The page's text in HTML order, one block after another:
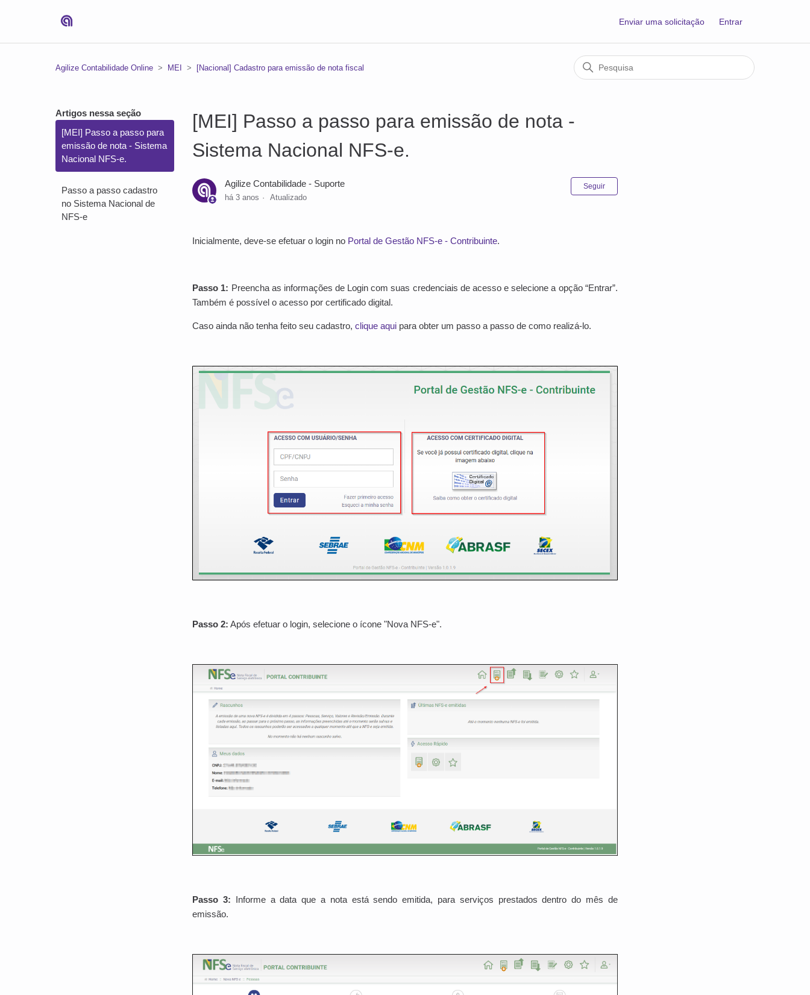
Enviar uma solicitação Entrar
Agilize Contabilidade Online MEI [Nacional] Cadastro para emissão de nota fiscal
Artigos nessa seção
[MEI] Passo a passo para
emissão de nota - Sistema
Nacional NFS-e.
Passo a passo cadastro
no Sistema Nacional de
NFS-e
[MEI] Passo a passo para emissão de nota -
Sistema Nacional NFS-e.
Agilize Contabilidade - Suporte
há 3 anos Atualizado
Seguir
Inicialmente, deve-se efetuar o login no Portal de Gestão NFS-e - Contribuinte.
Passo 1: Preencha as informações de Login com suas credenciais de acesso e selecione a opção “Entrar”.
Também é possível o acesso por certificado digital.
Caso ainda não tenha feito seu cadastro,clique aqui para obter um passo a passo de como realizá-lo.
Passo 2: Após efetuar o login, selecione o ícone "Nova NFS-e".
Passo 3: Informe a data que a nota está sendo emitida, para serviços prestados dentro do mês de
emissão.